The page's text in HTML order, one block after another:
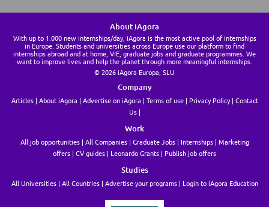
About iAgora
With up to 1.000 new internships/day, iAgora is the most active pool of internships
in Europe. Students and universities across Europe use our platform to find
internships abroad and at home, VIE, graduate jobs and graduate programmes. We
want to improve lives and help the planet through more meaningful internships.
© 2026 iAgora Europa, SLU
Company
Articles About iAgora Advertise on iAgora Terms of use Privacy Policy
Contact
Us
Work
All job opportunities All Companies Graduate Jobs Internships
Marketing
offers
CV guides Leonardo Grants Publish job offers
Studies
All Universities All Countries Advertise your programs Login to iAgora Education